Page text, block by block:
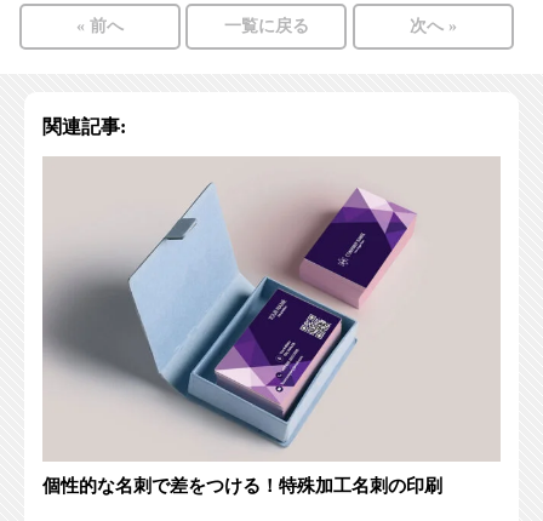
« 前へ 一覧に戻る 次へ »
関連記事:
個性的な名刺で差をつける！特殊加工名刺の印刷